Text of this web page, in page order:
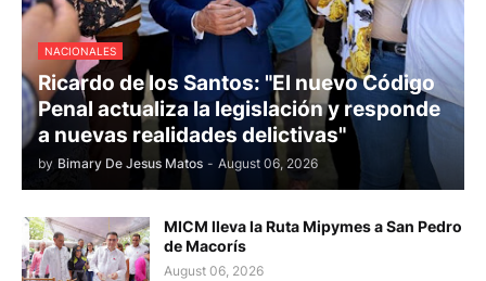
NACIONALES
Ricardo de los Santos: "El nuevo Código
Penal actualiza la legislación y responde
a nuevas realidades delictivas"
by Bimary De Jesus Matos - August 06, 2026
MICM lleva la Ruta Mipymes a San Pedro
de Macorís
August 06, 2026